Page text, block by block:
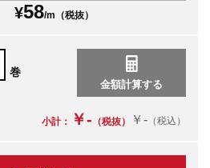
¥58/m（税抜）
巻
小計： ￥- （税抜） ￥- （税込）